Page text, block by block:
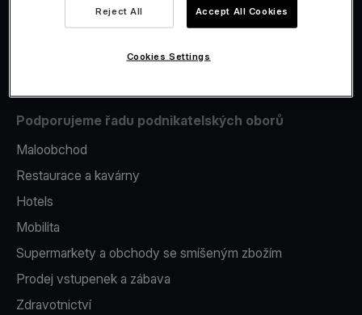
Platební terminál v telefonu
Podporujeme řadu podnikatelských oborů
Maloobchod
Restaurace a kavárny
Hotels
Mobilita
Supermarkety a obchody se smíšeným zbožím
Prodej vstupenek a zábava
Zdravotnictví
Reject All Accept All Cookies
Cookies Settings